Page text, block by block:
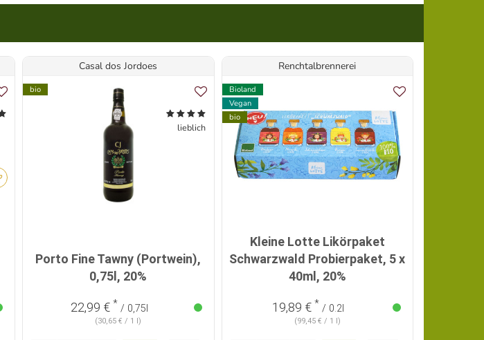
Casal dos Jordoes
bio
lieblich
Porto Fine Tawny (Portwein),
0,75l, 20%
22,99 € * / 0,75l
(30,65 € / 1 l)
Renchtalbrennerei
Bioland
Vegan
bio
Kleine Lotte Likörpaket
Schwarzwald Probierpaket, 5 x
40ml, 20%
19,89 € * / 0.2l
(99,45 € / 1 l)